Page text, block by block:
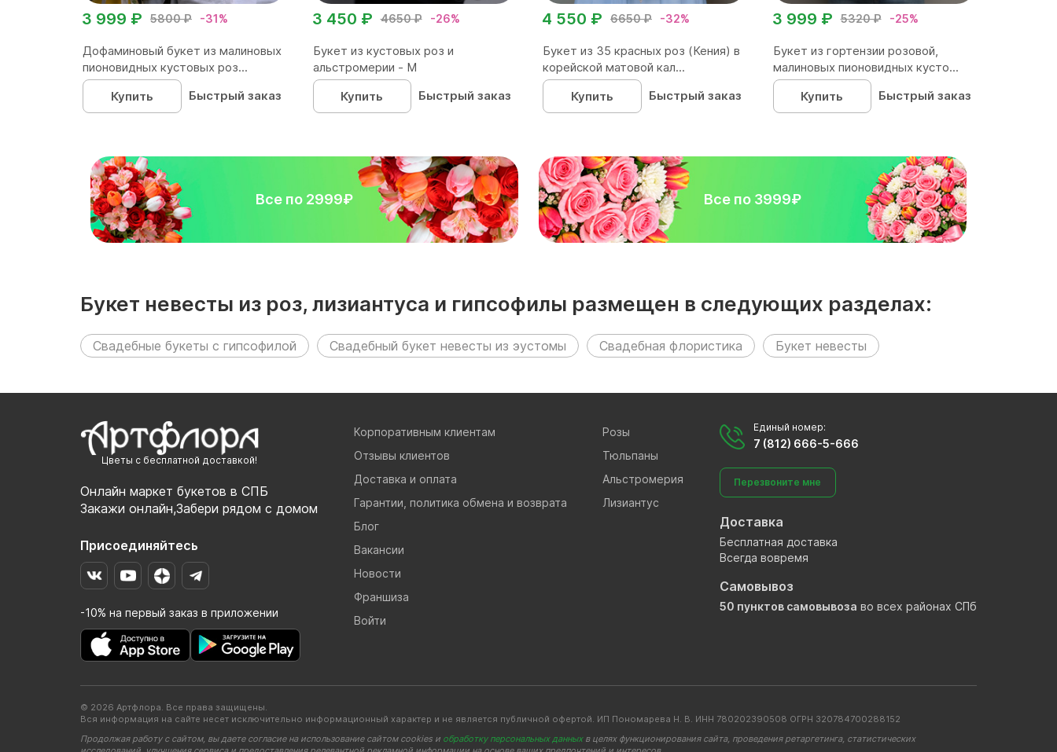
5800 ₽ -31%
3 999 ₽
Дофаминовый букет из малиновых
пионовидных кустовых роз...
Купить
Быстрый заказ
4650 ₽ -26%
3 450 ₽
Букет из кустовых роз и
альстромерии - М
Купить
Быстрый заказ
6650 ₽ -32%
4 550 ₽
Букет из 35 красных роз (Кения) в
корейской матовой кал...
Купить
Быстрый заказ
5320 ₽ -25%
3 999 ₽
Букет из гортензии розовой,
малиновых пионовидных кусто...
Купить
Быстрый заказ
Все по 2999₽ Все по 3999₽
Букет невесты из роз, лизиантуса и гипсофилы размещен в следующих разделах:
Свадебные букеты с гипсофилой Свадебный букет невесты из эустомы Свадебная флористика Букет невесты
Цветы с бесплатной доставкой!
Онлайн маркет букетов в СПБ
Закажи онлайн,Забери рядом с домом
Присоединяйтесь
-10% на первый заказ в приложении
Корпоративным клиентам
Отзывы клиентов
Доставка и оплата
Гарантии, политика обмена и возврата
Блог
Вакансии
Новости
Франшиза
Войти
Розы
Тюльпаны
Альстромерия
Лизиантус
Единый номер:
7 (812) 666-5-666
Перезвоните мне
Доставка
Бесплатная доставка
Всегда вовремя
Самовывоз
50 пунктов самовывоза во всех районах СПб
© 2026 Артфлора. Все права защищены.
Вся информация на сайте несет исключительно информационный характер и не является публичной офертой. ИП Пономарева Н. В. ИНН 780202390508 ОГРН 320784700288152
Продолжая работу с сайтом, вы даете согласие на использование сайтом cookies и обработку персональных данныхв целях функционирования сайта, проведения ретаргетинга, статистических